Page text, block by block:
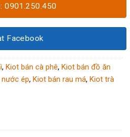
0901.250.450
Facebook
, Kiot bán cà phê, Kiot bán đồ ăn
ép, Kiot bán rau má, Kiot trà